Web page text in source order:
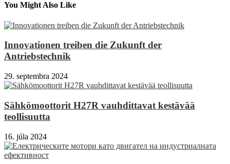
You Might Also Like
Innovationen treiben die Zukunft der
Antriebstechnik
29. septembra 2024
Sähkömoottorit H27R vauhdittavat kestävää
teollisuutta
16. júla 2024